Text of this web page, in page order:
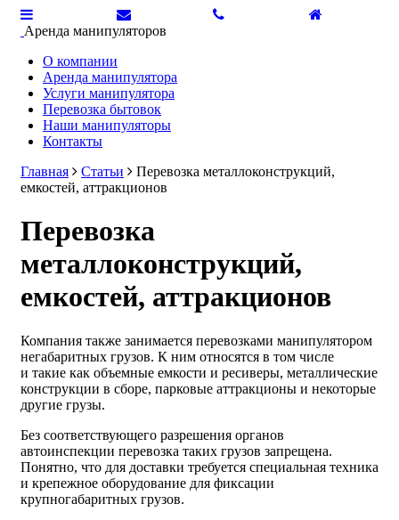
Аренда манипуляторов
О компании
Аренда манипулятора
Услуги манипулятора
Перевозка бытовок
Наши манипуляторы
Контакты
Главная
Статьи
Перевозка металлоконструкций,
емкостей, аттракционов
Перевозка
металлоконструкций,
емкостей, аттракционов
Компания также занимается перевозками манипулятором
негабаритных грузов. К ним относятся в том числе
и такие как объемные емкости и ресиверы, металлические
конструкции в сборе, парковые аттракционы и некоторые
другие грузы.
Без соответствующего разрешения органов
автоинспекции перевозка таких грузов запрещена.
Понятно, что для доставки требуется специальная техника
и крепежное оборудование для фиксации
крупногабаритных грузов.